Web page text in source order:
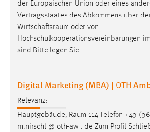
Hochschulkooperationsvereinbarungen
sind Bitte legen Sie
Digital Marketing (MBA) | OTH
Hauptgebäude,
Raum 114 Telefon +49
m.nirschl @ oth-aw . de Zum Profil
Studiengangskoordinatorin Dayjene Lum
Lum OTH Professional Weiden, Gebäude
Amberg [...] Amberg, Gebäude A